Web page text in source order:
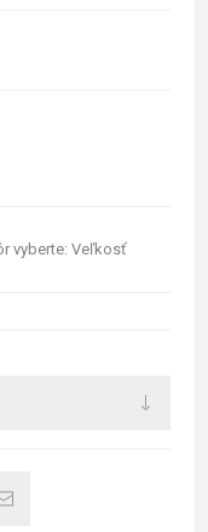
vyberte: Veľkosť